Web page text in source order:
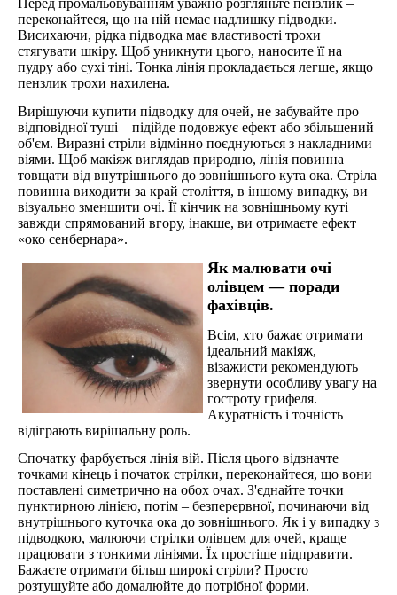
Перед промальовуванням уважно розгляньте пензлик –
переконайтеся, що на ній немає надлишку підводки.
Висихаючи, рідка підводка має властивості трохи
стягувати шкіру. Щоб уникнути цього, наносите її на
пудру або сухі тіні. Тонка лінія прокладається легше, якщо
пензлик трохи нахилена.
Вирішуючи купити підводку для очей, не забувайте про
відповідної туші – підійде подовжує ефект або збільшений
об'єм. Виразні стріли відмінно поєднуються з накладними
віями. Щоб макіяж виглядав природно, лінія повинна
товщати від внутрішнього до зовнішнього кута ока. Стріла
повинна виходити за край століття, в іншому випадку, ви
візуально зменшити очі. Її кінчик на зовнішньому куті
завжди спрямований вгору, інакше, ви отримаєте ефект
«око сенбернара».
Як малювати очі
олівцем ― поради
фахівців.
Всім, хто бажає отримати
ідеальний макіяж,
візажисти рекомендують
звернути особливу увагу на
гостроту грифеля.
Акуратність і точність
відіграють вирішальну роль.
Спочатку фарбується лінія вій. Після цього відзначте
точками кінець і початок стрілки, переконайтеся, що вони
поставлені симетрично на обох очах. З'єднайте точки
пунктирною лінією, потім – безперервної, починаючи від
внутрішнього куточка ока до зовнішнього. Як і у випадку з
підводкою, малюючи стрілки олівцем для очей, краще
працювати з тонкими лініями. Їх простіше підправити.
Бажаєте отримати більш широкі стріли? Просто
розтушуйте або домалюйте до потрібної форми.